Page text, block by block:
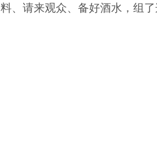
料、请来观众、备好酒水，组了